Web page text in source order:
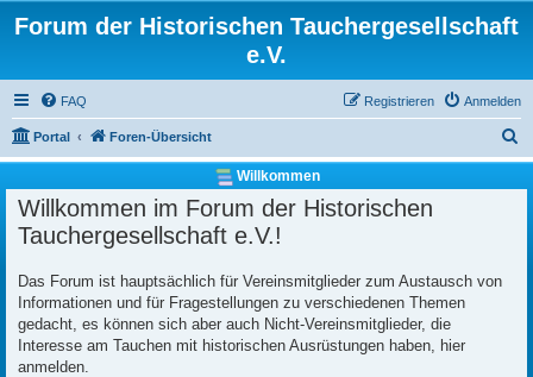
Forum der Historischen Tauchergesellschaft
e.V.
FAQ Anmelden
Registrieren
Portal Foren-Übersicht
u
c
Willkommen
Willkommen im Forum der Historischen
Tauchergesellschaft e.V.!
Das Forum ist hauptsächlich für Vereinsmitglieder zum Austausch von
Informationen und für Fragestellungen zu verschiedenen Themen
gedacht, es können sich aber auch Nicht-Vereinsmitglieder, die
Interesse am Tauchen mit historischen Ausrüstungen haben, hier
anmelden.